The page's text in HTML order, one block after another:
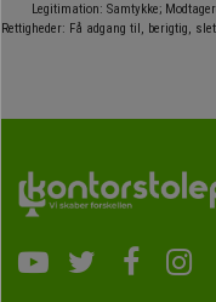
Legitimation: Samtykke;
Rettigheder: Få adgang til, berigtig,